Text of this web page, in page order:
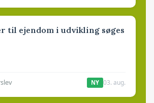
til ejendom i udvikling søges
NY 03. aug.